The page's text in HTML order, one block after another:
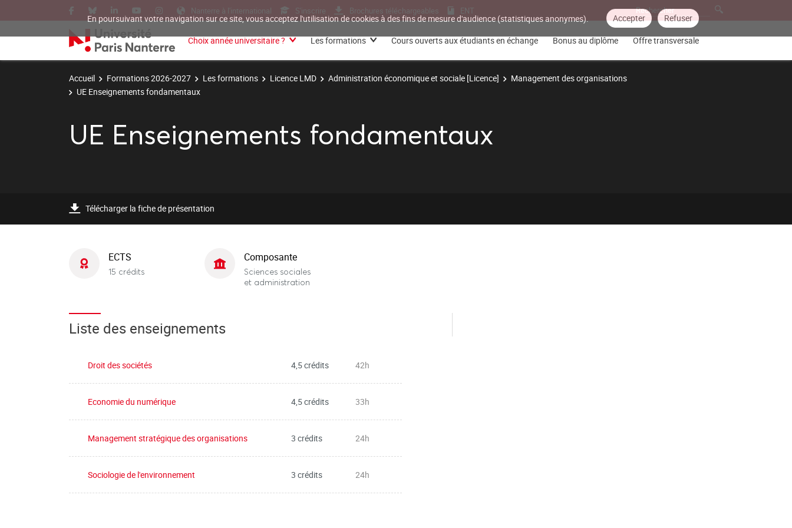
En poursuivant votre navigation sur ce site, vous acceptez l'utilisation de cookies à des fins de mesure d'audience (statistiques anonymes). Accepter Refuser
Nanterre à l'international S'inscrire Brochures téléchargeables ENT
Choix année universitaire ? Les formations Cours ouverts aux étudiants en échange Bonus au diplôme Offre transversale
Accueil Formations 2026-2027 Les formations Licence LMD Administration économique et sociale [Licence]
Management des organisations
UE Enseignements fondamentaux
UE Enseignements fondamentaux
Télécharger la fiche de présentation
ECTS
15 crédits
Composante
Sciences sociales
et administration
Liste des enseignements
Droit des sociétés 4,5 crédits 42h
Economie du numérique 4,5 crédits 33h
Management stratégique des organisations 3 crédits 24h
Sociologie de l'environnement 3 crédits 24h